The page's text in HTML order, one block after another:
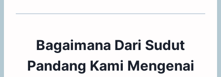
Bagaimana Dari Sudut
Pandang Kami Mengenai